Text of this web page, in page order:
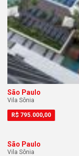
São Paulo
Vila Sônia
R$ 795.000,00
São Paulo
Vila Sônia